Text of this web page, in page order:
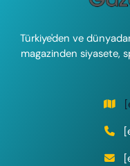
Türkiye'den ve
magazinden siyasete,